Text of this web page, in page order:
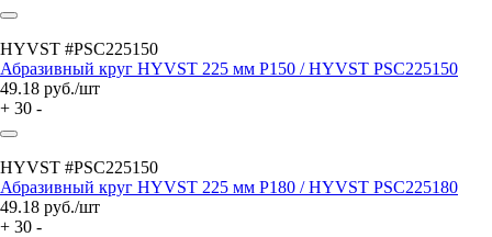
HYVST #PSC225150
Абразивный круг HYVST 225 мм P150 / HYVST PSC225150
49.18 руб./шт
+ 30 -
HYVST #PSC225150
Абразивный круг HYVST 225 мм P180 / HYVST PSC225180
49.18 руб./шт
+ 30 -